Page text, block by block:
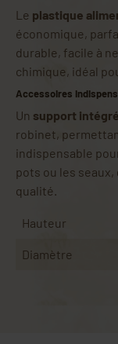
Le plastique
économique,
durable, facile à
chimique, idéal
Accessoires
Un support intégré
robinet,
indispensable
pots ou les
qualité.
Hauteur
Diamètre